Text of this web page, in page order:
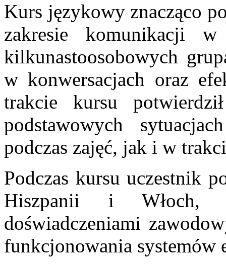
Kurs językowy znacząco
zakresie komunikacji
kilkunastoosobowych
w konwersacjach oraz
trakcie kursu
podstawowych
podczas zajęć, jak i w
Podczas kursu uczestnik
Hiszpanii i Włoch,
doświadczeniami
funkcjonowania systemów